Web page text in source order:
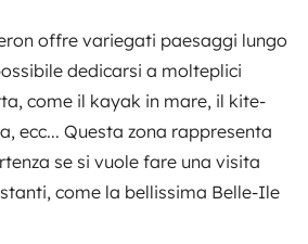
offre variegati paesaggi lungo
dedicarsi a molteplici
come il kayak in mare, il kite-
ecc... Questa zona rappresenta
se si vuole fare una visita
come la bellissima Belle-Ile